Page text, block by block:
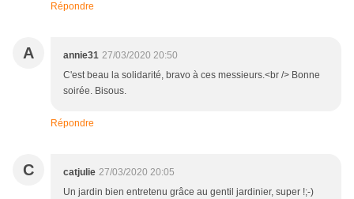
Répondre
A annie31 27/03/2020 20:50
C'est beau la solidarité, bravo à ces messieurs.<br /> Bonne
soirée. Bisous.
Répondre
C catjulie 27/03/2020 20:05
Un jardin bien entretenu grâce au gentil jardinier, super !;-)